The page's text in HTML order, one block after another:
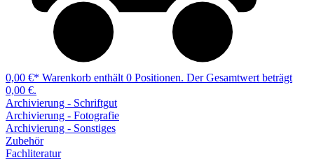
0,00 €* Warenkorb enthält 0 Positionen. Der Gesamtwert beträgt
0,00 €.
Archivierung - Schriftgut
Archivierung - Fotografie
Archivierung - Sonstiges
Zubehör
Fachliteratur